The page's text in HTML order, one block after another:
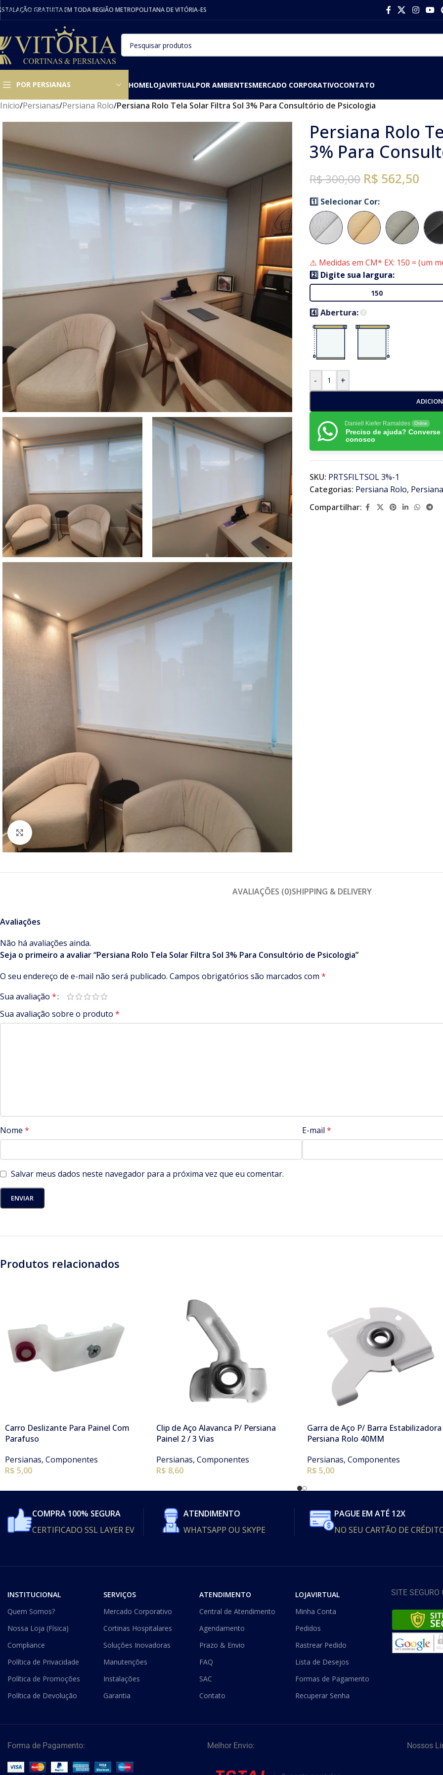
Skip to navigation
Skip to main content
GRATUITA EM TODA REGIÃO METROPOLITANA DE VITÓRIA-ES
POR PERSIANAS HOMELOJAVIRTUALPOR AMBIENTESMERCADO CORPORATIVOCONTATO
Início/Persianas/Persiana Rolo/Persiana Rolo Tela Solar Filtra Sol 3% Para Consultório de Psicologia
Clique para ampliar
Persiana Rolo
3% Para
R$300,00 R$ 562,50
1️⃣ Selecionar Cor:
⚠️ Medidas em CM* EX: 150 = (um
2️⃣ Digite sua largura:
4️⃣ Abertura:
- +
Daniell Kiefer Ramaldes Online
Preciso de ajuda? Converse
conosco
SKU: PRTSFILTSOL 3%-1
Categorias: Persiana Rolo,
Compartilhar:
AVALIAÇÕES (0)SHIPPING & DELIVERY
Avaliações
Não há avaliações ainda.
Seja o primeiro a avaliar “Persiana Rolo Tela Solar Filtra Sol 3% Para Consultório de Psicologia”
O seu endereço de e-mail não será publicado. Campos obrigatórios são marcados com *
Sua avaliação *
Sua avaliação sobre o produto *
Nome * E-mail *
Salvar meus dados neste navegador para a próxima vez que eu comentar.
Produtos relacionados
Carro Deslizante Para Painel Com
Parafuso
Persianas, Componentes
R$ 5,00
Clip de Aço Alavanca P/ Persiana
Painel 2 / 3 Vias
Persianas, Componentes
R$ 8,60
Garra de Aço P/ Barra Estabilizadora
Persiana Rolo 40MM
Persianas, Componentes
R$ 5,00
COMPRA 100% SEGURA
CERTIFICADO SSL LAYER EV
ATENDIMENTO
WHATSAPP OU SKYPE
PAGUE EM ATÉ 12X
NO SEU CARTÃO DE
INSTITUCIONAL
Quem Somos?
Nossa Loja (Física)
Compliance
Política de Privacidade
Política de Promoções
Política de Devolução
SERVIÇOS
Mercado Corporativo
Cortinas Hospitalares
Soluções Inovadoras
Manutenções
Instalações
Garantia
ATENDIMENTO
Central de Atendimento
Agendamento
Prazo & Envio
FAQ
SAC
Contato
LOJAVIRTUAL
Minha Conta
Pedidos
Rastrear Pedido
Lista de Desejos
Formas de Pagamento
Recuperar Senha
SITE SEGURO
Forma de Pagamento: Melhor Envio: Nossos